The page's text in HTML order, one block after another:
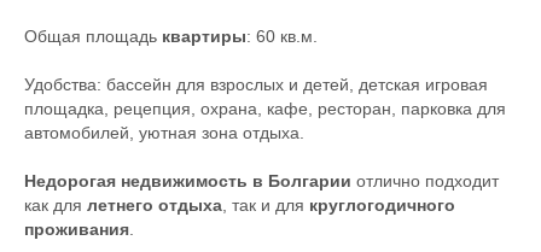
Общая площадь квартиры: 60 кв.м.
Удобства: бассейн для взрослых и детей, детская игровая
площадка, рецепция, охрана, кафе, ресторан, парковка для
автомобилей, уютная зона отдыха.
Недорогая недвижимость в Болгарии отлично подходит
как для летнего отдыха, так и для круглогодичного
проживания.